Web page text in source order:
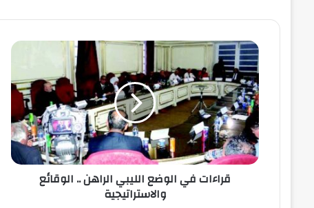
قراءات في الوضع الليبي الراهن .. الوقائع
والاستراتيجية